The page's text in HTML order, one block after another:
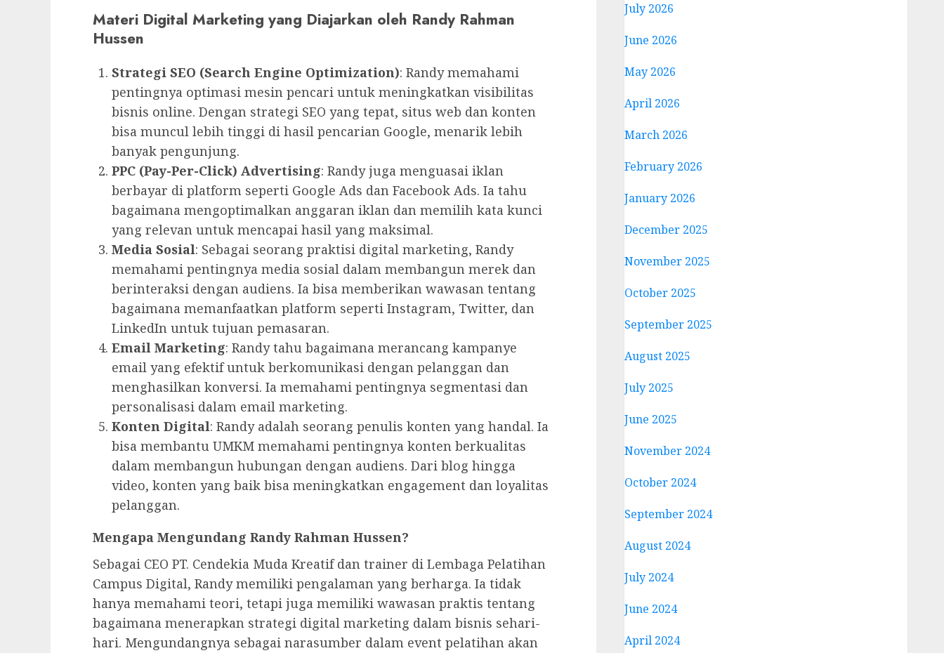
Materi Digital Marketing yang Diajarkan oleh Randy Rahman
Hussen
Strategi SEO (Search Engine Optimization): Randy memahami
pentingnya optimasi mesin pencari untuk meningkatkan visibilitas
bisnis online. Dengan strategi SEO yang tepat, situs web dan konten
bisa muncul lebih tinggi di hasil pencarian Google, menarik lebih
banyak pengunjung.
PPC (Pay-Per-Click) Advertising: Randy juga menguasai iklan
berbayar di platform seperti Google Ads dan Facebook Ads. Ia tahu
bagaimana mengoptimalkan anggaran iklan dan memilih kata kunci
yang relevan untuk mencapai hasil yang maksimal.
Media Sosial: Sebagai seorang praktisi digital marketing, Randy
memahami pentingnya media sosial dalam membangun merek dan
berinteraksi dengan audiens. Ia bisa memberikan wawasan tentang
bagaimana memanfaatkan platform seperti Instagram, Twitter, dan
LinkedIn untuk tujuan pemasaran.
Email Marketing: Randy tahu bagaimana merancang kampanye
email yang efektif untuk berkomunikasi dengan pelanggan dan
menghasilkan konversi. Ia memahami pentingnya segmentasi dan
personalisasi dalam email marketing.
Konten Digital: Randy adalah seorang penulis konten yang handal. Ia
bisa membantu UMKM memahami pentingnya konten berkualitas
dalam membangun hubungan dengan audiens. Dari blog hingga
video, konten yang baik bisa meningkatkan engagement dan loyalitas
pelanggan.
Mengapa Mengundang Randy Rahman Hussen?
Sebagai CEO PT. Cendekia Muda Kreatif dan trainer di Lembaga Pelatihan
Campus Digital, Randy memiliki pengalaman yang berharga. Ia tidak
hanya memahami teori, tetapi juga memiliki wawasan praktis tentang
bagaimana menerapkan strategi digital marketing dalam bisnis sehari-
hari. Mengundangnya sebagai narasumber dalam event pelatihan akan
July 2026
June 2026
May 2026
April 2026
March 2026
February 2026
January 2026
December 2025
November 2025
October 2025
September 2025
August 2025
July 2025
June 2025
November 2024
October 2024
September 2024
August 2024
July 2024
June 2024
April 2024